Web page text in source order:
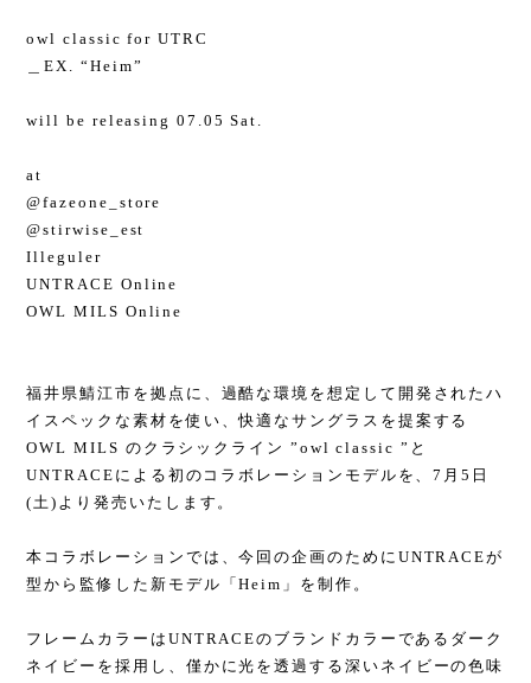
owl classic for UTRC
＿EX. “Heim”
will be releasing 07.05 Sat.
at
@fazeone_store
@stirwise_est
Illeguler
UNTRACE Online
OWL MILS Online
福井県鯖江市を拠点に、過酷な環境を想定して開発されたハ
イスペックな素材を使い、快適なサングラスを提案する
OWL MILS のクラシックライン ”owl classic ”と
UNTRACEによる初のコラボレーションモデルを、7月5日
(土)より発売いたします。
本コラボレーションでは、今回の企画のためにUNTRACEが
型から監修した新モデル「Heim」を制作。
フレームカラーはUNTRACEのブランドカラーであるダーク
ネイビーを採用し、僅かに光を透過する深いネイビーの色味